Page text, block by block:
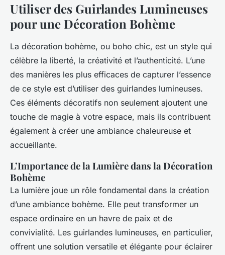
Utiliser des guirlandes
lumineuses pour une
décoration bohème
Timéo 3 décembre 2024 • 5 min de lecture
Utiliser des Guirlandes Lumineuses
pour une Décoration Bohème
La décoration bohème, ou boho chic, est un style qui
célèbre la liberté, la créativité et l’authenticité. L’une
des manières les plus efficaces de capturer l’essence
de ce style est d’utiliser des guirlandes lumineuses.
Ces éléments décoratifs non seulement ajoutent une
touche de magie à votre espace, mais ils contribuent
également à créer une ambiance chaleureuse et
accueillante.
L’Importance de la Lumière dans la Décoration
Bohème
La lumière joue un rôle fondamental dans la création
d’une ambiance bohème. Elle peut transformer un
espace ordinaire en un havre de paix et de
convivialité. Les guirlandes lumineuses, en particulier,
offrent une solution versatile et élégante pour éclairer